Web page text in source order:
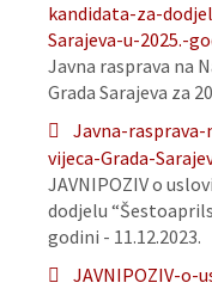
kandidata-za-
Sarajeva-u-2025.-
Javna rasprava na
Grada Sarajeva za
Javna-
vijeca-Grada-
JAVNIPOZIV o
dodjelu
godini - 11.12.2023.
JAVNIPOZIV-o-